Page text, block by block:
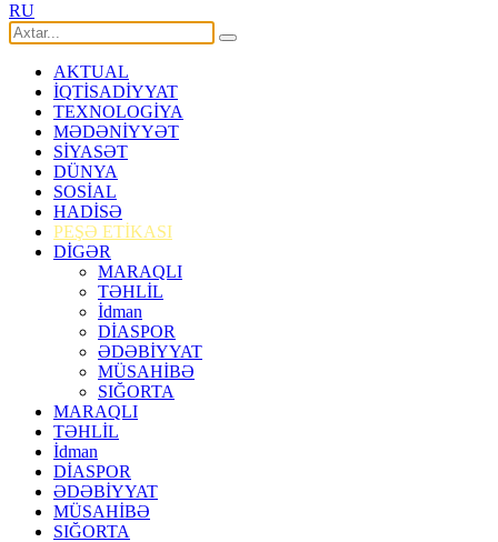
RU
AKTUAL
İQTİSADİYYAT
TEXNOLOGİYA
MƏDƏNİYYƏT
SİYASƏT
DÜNYA
SOSİAL
HADİSƏ
PEŞƏ ETİKASI
DİGƏR
MARAQLI
TƏHLİL
İdman
DİASPOR
ƏDƏBİYYAT
MÜSAHİBƏ
SIĞORTA
MARAQLI
TƏHLİL
İdman
DİASPOR
ƏDƏBİYYAT
MÜSAHİBƏ
SIĞORTA